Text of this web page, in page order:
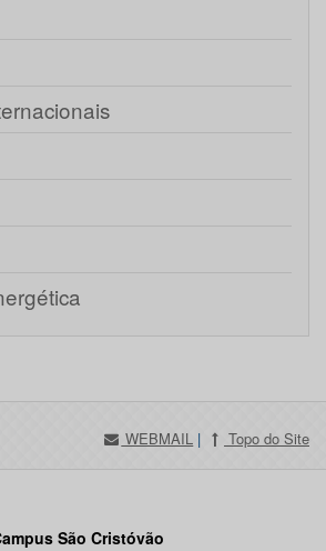
WEBMAIL | Topo do Site
São Cristóvão